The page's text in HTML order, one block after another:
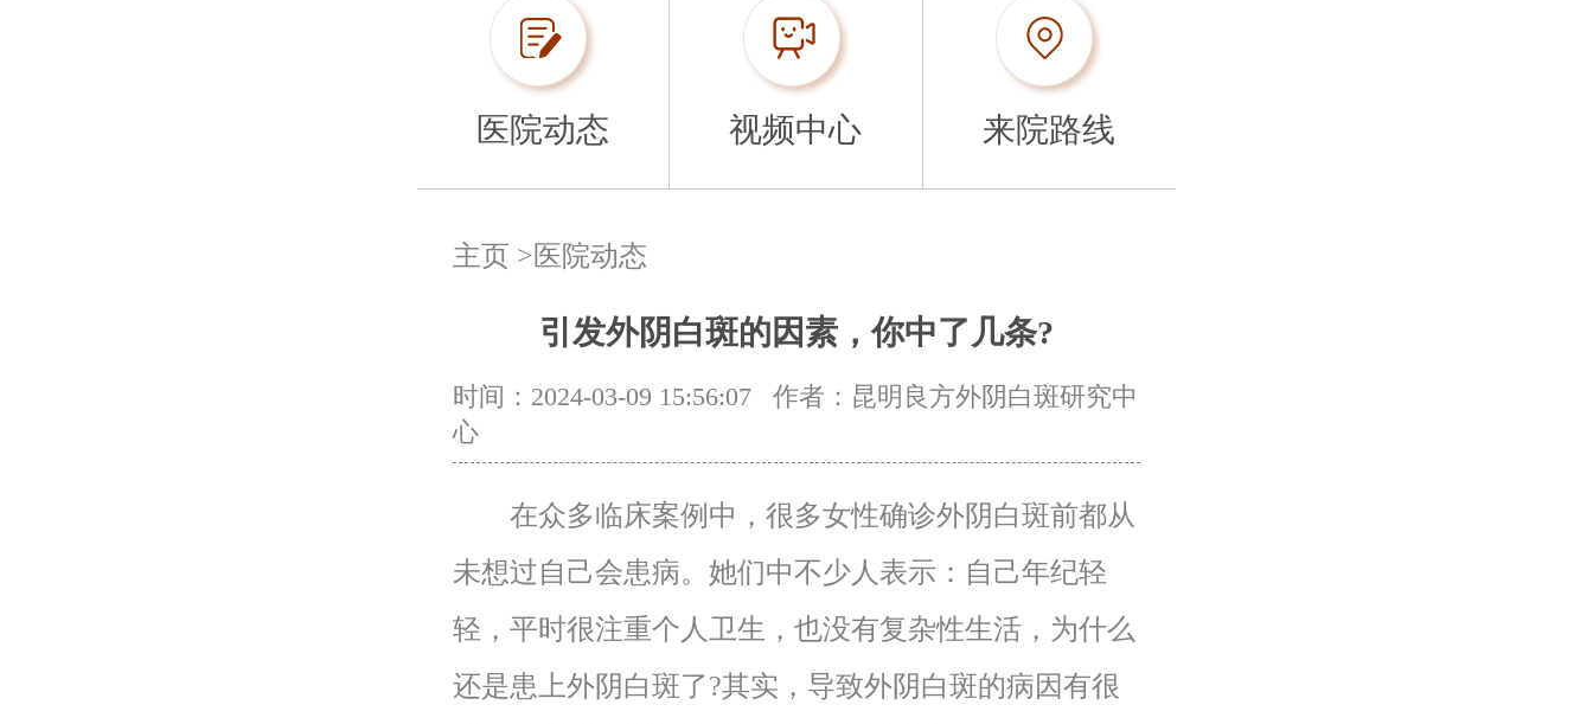
医院动态 视频中心 来院路线
主页 >医院动态
引发外阴白斑的因素，你中了几条?
时间：2024-03-09 15:56:07
作者：昆明良方外阴白斑研究中
心
在众多临床案例中，很多女性确诊外阴白斑前都从
未想过自己会患病。她们中不少人表示：自己年纪轻
轻，平时很注重个人卫生，也没有复杂性生活，为什么
还是患上外阴白斑了?其实，导致外阴白斑的病因有很